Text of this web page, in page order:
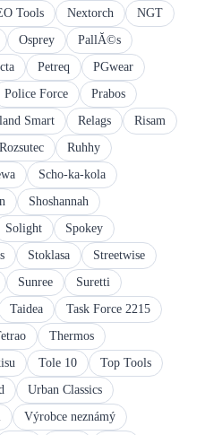
Tools Nextorch
NGT
Osprey
PallĂ©s
Petreq
PGwear
Police Force
Prabos
Smart Relags
Risam
Rozsutec
Ruhhy
Scho-ka-kola
Shoshannah
Solight
Spokey
Stoklasa
Streetwise
Sunree
Suretti
Taidea
Task Force 2215
Thermos
Tole 10
Top Tools
Urban Classics
Výrobce neznámý